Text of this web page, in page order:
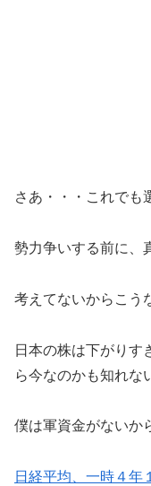
さあ・・・これでも
勢力争いする前に、
考えてないからこう
日本の株は下がりす
ら今なのかも知れな
僕は軍資金がないか
日経平均、一時４年